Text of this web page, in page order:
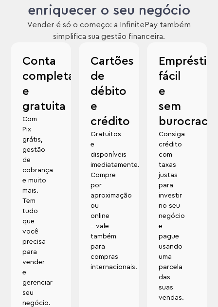
enriquecer o seu negócio
Vender é só o começo: a InfinitePay também
simplifica sua gestão financeira.
Conta
completa
e
gratuita
Com
Pix
grátis,
gestão
de
cobrança
e muito
mais.
Tem
tudo
que
você
precisa
para
vender
e
gerenciar
seu
negócio.
Cartões
de
débito
e
crédito
Gratuitos
e
disponíveis
imediatamente.
Compre
por
aproximação
ou
online
– vale
também
para
compras
internacionais.
fácil
e
sem
burocracia
Consiga
crédito
com
taxas
justas
para
investir
no seu
negócio
e
pague
usando
uma
parcela
das
suas
vendas.